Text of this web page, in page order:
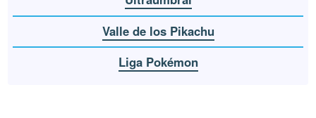
Valle de los Pikachu
Liga Pokémon